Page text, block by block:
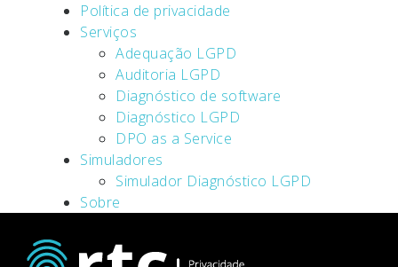
Política de privacidade
Serviços
Adequação LGPD
Auditoria LGPD
Diagnóstico de software
Diagnóstico LGPD
DPO as a Service
Simuladores
Simulador Diagnóstico LGPD
Sobre